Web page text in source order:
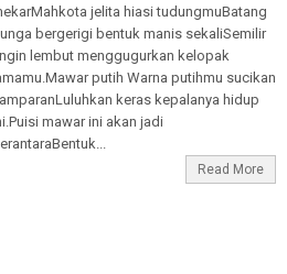
jelita hiasi tudungmuBatang
bergerigi bentuk manis sekaliSemilir
lembut menggugurkan kelopak
putih Warna putihmu sucikan
keras kepalanya hidup
mawar ini akan jadi
Read More